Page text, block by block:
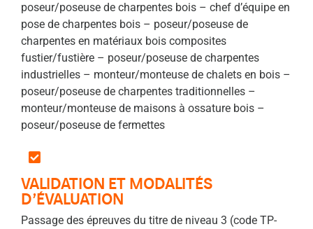
poseur/poseuse de charpentes bois – chef d’équipe en
pose de charpentes bois – poseur/poseuse de
charpentes en matériaux bois composites
fustier/fustière – poseur/poseuse de charpentes
industrielles – monteur/monteuse de chalets en bois –
poseur/poseuse de charpentes traditionnelles –
monteur/monteuse de maisons à ossature bois –
poseur/poseuse de fermettes
VALIDATION ET MODALITÉS
D’ÉVALUATION
Passage des épreuves du titre de niveau 3 (code TP-